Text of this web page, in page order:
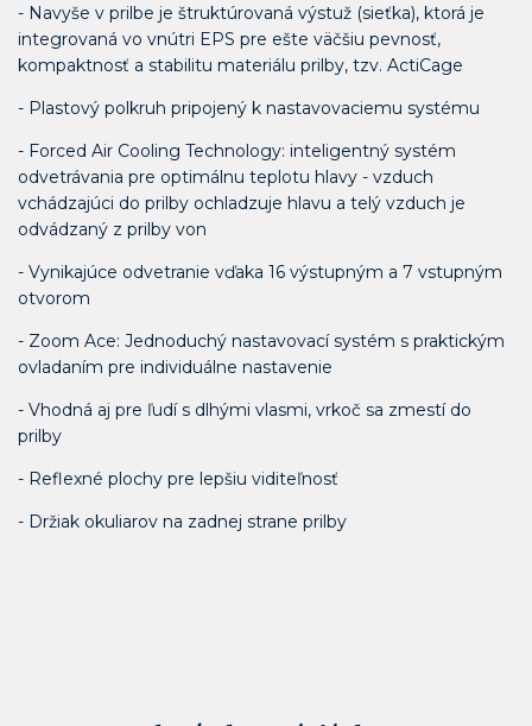
- Navyše v prilbe je štruktúrovaná výstuž (sieťka), ktorá je
integrovaná vo vnútri EPS pre ešte väčšiu pevnosť,
kompaktnosť a stabilitu materiálu prilby, tzv. ActiCage
- Plastový polkruh pripojený k nastavovaciemu systému
- Forced Air Cooling Technology: inteligentný systém
odvetrávania pre optimálnu teplotu hlavy - vzduch
vchádzajúci do prilby ochladzuje hlavu a telý vzduch je
odvádzaný z prilby von
- Vynikajúce odvetranie vďaka 16 výstupným a 7 vstupným
otvorom
- Zoom Ace: Jednoduchý nastavovací systém s praktickým
ovladaním pre individuálne nastavenie
- Vhodná aj pre ľudí s dlhými vlasmi, vrkoč sa zmestí do
prilby
- Reflexné plochy pre lepšiu viditeľnosť
- Držiak okuliarov na zadnej strane prilby